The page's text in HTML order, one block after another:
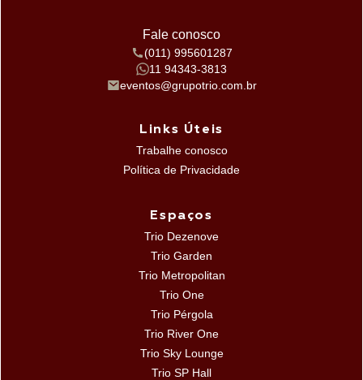
Fale conosco
(011) 995601287
11 94343-3813
eventos@grupotrio.com.br
Links Úteis
Trabalhe conosco
Política de Privacidade
Espaços
Trio Dezenove
Trio Garden
Trio Metropolitan
Trio One
Trio Pérgola
Trio River One
Trio Sky Lounge
Trio SP Hall